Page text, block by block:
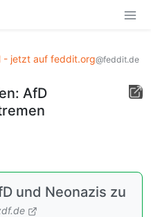
- jetzt auf feddit.org@feddit.de
AfD
und Neonazis zu